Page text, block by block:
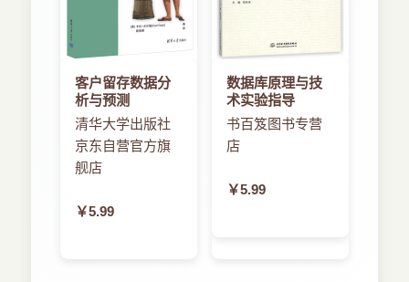
客户留存数据分
析与预测
清华大学出版社
京东自营官方旗
舰店
￥5.99
数据库原理与技
术实验指导
书百笈图书专营
店
￥5.99